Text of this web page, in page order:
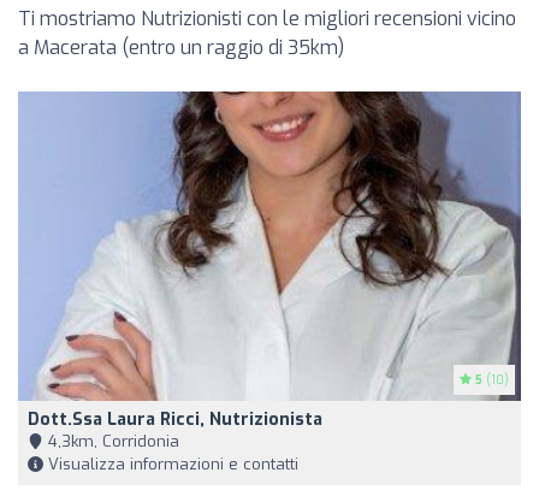
Ti mostriamo Nutrizionisti con le migliori recensioni vicino
a Macerata (entro un raggio di 35km)
5 (10)
Dott.ssa Laura Ricci, Nutrizionista
4,3km, Corridonia
Visualizza informazioni e contatti